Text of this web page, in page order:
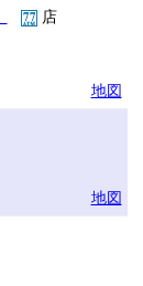
店
地図
地図